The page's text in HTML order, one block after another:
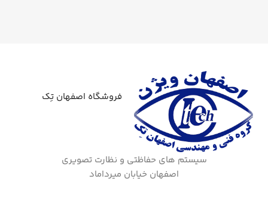
فروشگاه اصفهان تِک
سیستم های حفاظتی و نظارت تصویری
اصفهان خیابان میرداماد